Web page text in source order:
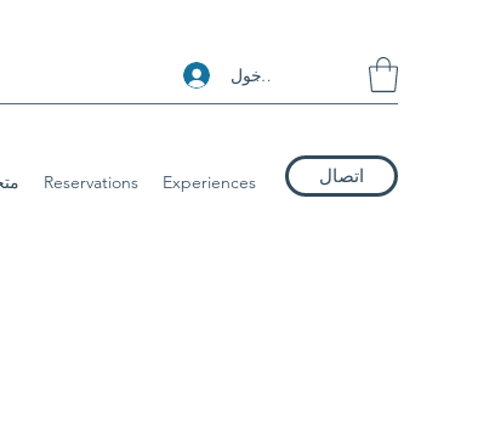
تسجيل الدخول
Reservations Experiences اتصال